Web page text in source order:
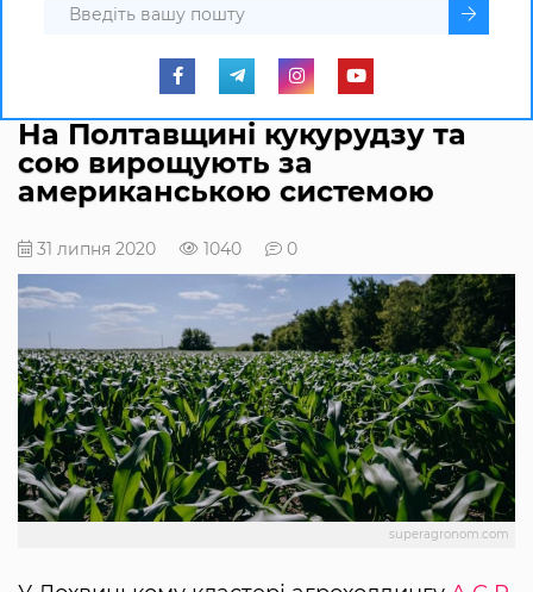
На Полтавщині кукурудзу та
сою вирощують за
американською системою
31 липня 2020 1040 0
superagronom.com